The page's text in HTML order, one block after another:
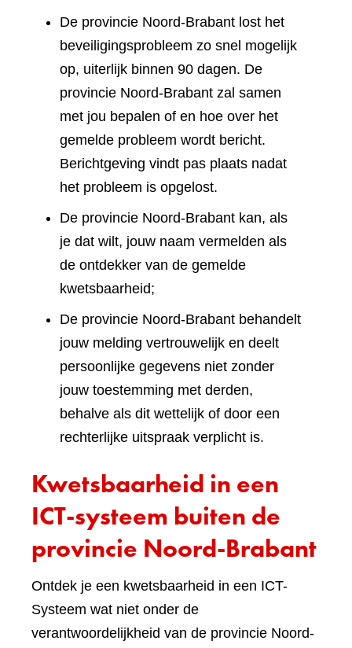
De provincie Noord-Brabant lost het
beveiligingsprobleem zo snel mogelijk
op, uiterlijk binnen 90 dagen. De
provincie Noord-Brabant zal samen
met jou bepalen of en hoe over het
gemelde probleem wordt bericht.
Berichtgeving vindt pas plaats nadat
het probleem is opgelost.
De provincie Noord-Brabant kan, als
je dat wilt, jouw naam vermelden als
de ontdekker van de gemelde
kwetsbaarheid;
De provincie Noord-Brabant behandelt
jouw melding vertrouwelijk en deelt
persoonlijke gegevens niet zonder
jouw toestemming met derden,
behalve als dit wettelijk of door een
rechterlijke uitspraak verplicht is.
Kwetsbaarheid in een
ICT-systeem buiten de
provincie Noord-Brabant
Ontdek je een kwetsbaarheid in een ICT-
Systeem wat niet onder de
verantwoordelijkheid van de provincie Noord-